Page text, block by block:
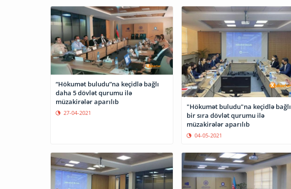
“Hökumət buludu”na keçidlə bağlı
daha 5 dövlət qurumu ilə
müzakirələr aparılıb
27-04-2021
"Hökumət buludu"na keçidlə bağlı
bir sıra dövlət qurumu ilə
müzakirələr aparılıb
04-05-2021